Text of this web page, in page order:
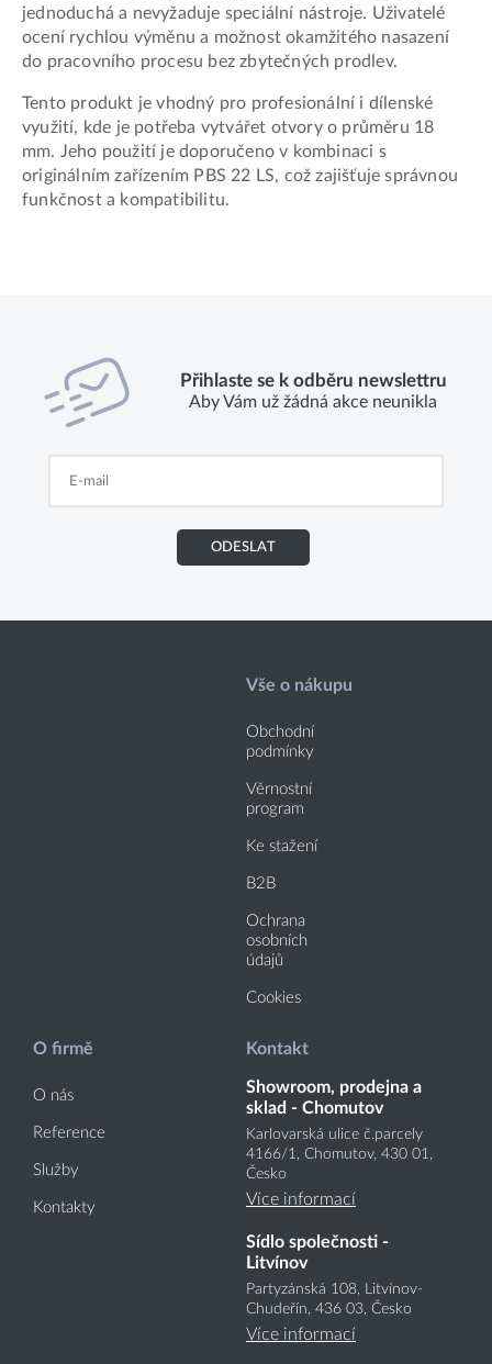
jednoduchá a nevyžaduje speciální nástroje. Uživatelé
ocení rychlou výměnu a možnost okamžitého nasazení
do pracovního procesu bez zbytečných prodlev.
Tento produkt je vhodný pro profesionální i dílenské
využití, kde je potřeba vytvářet otvory o průměru 18
mm. Jeho použití je doporučeno v kombinaci s
originálním zařízením PBS 22 LS, což zajišťuje správnou
funkčnost a kompatibilitu.
Přihlaste se k odběru newslettru
Aby Vám už žádná akce neunikla
ODESLAT
Vše o nákupu
Obchodní
podmínky
Věrnostní
program
Ke stažení
B2B
Ochrana
osobních
údajů
Cookies
O firmě
O nás
Reference
Služby
Kontakty
Kontakt
Showroom, prodejna a
sklad - Chomutov
Karlovarská ulice č.parcely
4166/1, Chomutov, 430 01,
Česko
Více informací
Sídlo společnosti -
Litvínov
Partyzánská 108, Litvínov-
Chudeřín, 436 03, Česko
Více informací